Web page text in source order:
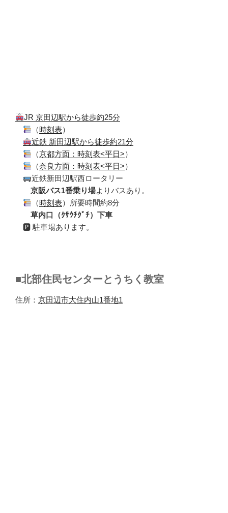
JR 京田辺駅から徒歩約25分
（時刻表）
近鉄 新田辺駅から徒歩約21分
（京都方面：時刻表<平日>）
（奈良方面：時刻表<平日>）
近鉄新田辺駅西ロータリー
京阪バス1番乗り場よりバスあり。
（時刻表）所要時間約8分
草内口（ｸｻｳﾁｸﾞﾁ）下車
🅿 駐車場あります。
■北部住民センターとうちく教室
住所： 京田辺市大住内山1番地1